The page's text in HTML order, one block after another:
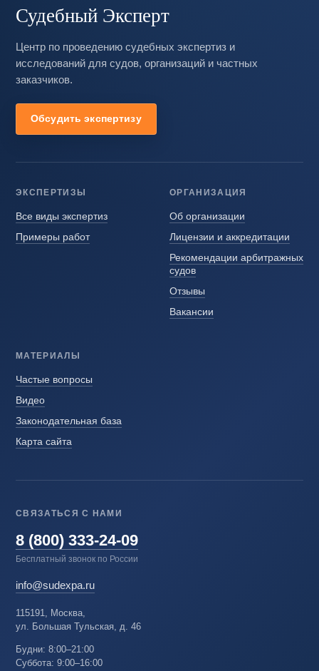
Судебный Эксперт
Центр по проведению судебных экспертиз и
исследований для судов, организаций и частных
заказчиков.
Обсудить экспертизу
ЭКСПЕРТИЗЫ
Все виды экспертиз
Примеры работ
ОРГАНИЗАЦИЯ
Об организации
Лицензии и аккредитации
Рекомендации арбитражных
судов
Отзывы
Вакансии
МАТЕРИАЛЫ
Частые вопросы
Видео
Законодательная база
Карта сайта
СВЯЗАТЬСЯ С НАМИ
8 (800) 333-24-09
Бесплатный звонок по России
info@sudexpa.ru
115191, Москва,
ул. Большая Тульская, д. 46
Будни: 8:00–21:00
Суббота: 9:00–16:00